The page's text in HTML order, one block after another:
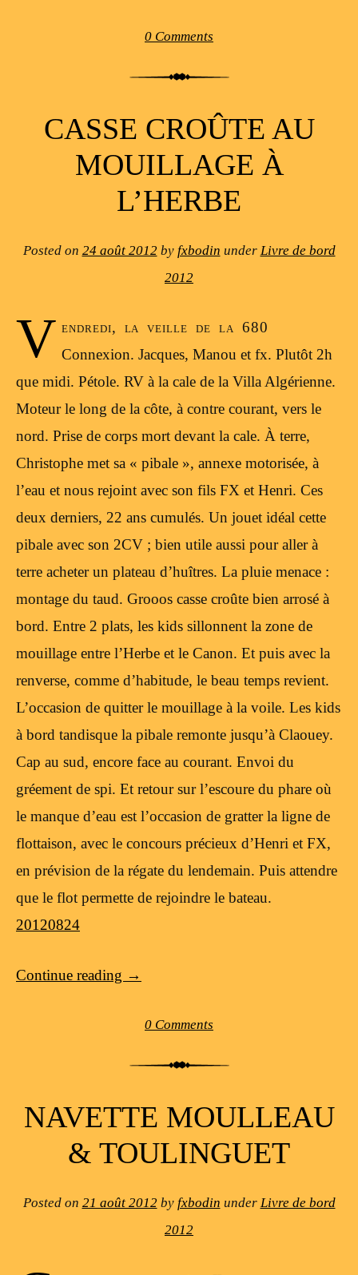
0 Comments
CASSE CROÛTE AU
MOUILLAGE À
L’HERBE
Posted on 24 août 2012 by fxbodin under Livre de bord
2012
V endredi, la veille de la 680
Connexion. Jacques, Manou et fx. Plutôt 2h
que midi. Pétole. RV à la cale de la Villa Algérienne.
Moteur le long de la côte, à contre courant, vers le
nord. Prise de corps mort devant la cale. À terre,
Christophe met sa « pibale », annexe motorisée, à
l’eau et nous rejoint avec son fils FX et Henri. Ces
deux derniers, 22 ans cumulés. Un jouet idéal cette
pibale avec son 2CV ; bien utile aussi pour aller à
terre acheter un plateau d’huîtres. La pluie menace :
montage du taud. Grooos casse croûte bien arrosé à
bord. Entre 2 plats, les kids sillonnent la zone de
mouillage entre l’Herbe et le Canon. Et puis avec la
renverse, comme d’habitude, le beau temps revient.
L’occasion de quitter le mouillage à la voile. Les kids
à bord tandisque la pibale remonte jusqu’à Claouey.
Cap au sud, encore face au courant. Envoi du
gréement de spi. Et retour sur l’escoure du phare où
le manque d’eau est l’occasion de gratter la ligne de
flottaison, avec le concours précieux d’Henri et FX,
en prévision de la régate du lendemain. Puis attendre
que le flot permette de rejoindre le bateau.
20120824
Continue reading →
0 Comments
NAVETTE MOULLEAU
& TOULINGUET
Posted on 21 août 2012 by fxbodin under Livre de bord
2012